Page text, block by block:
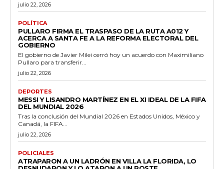
julio 22, 2026
POLÍTICA
PULLARO FIRMA EL TRASPASO DE LA RUTA A012 Y
ACERCA A SANTA FE A LA REFORMA ELECTORAL DEL
GOBIERNO
El gobierno de Javier Milei cerró hoy un acuerdo con Maximiliano
Pullaro para transferir...
julio 22, 2026
DEPORTES
MESSI Y LISANDRO MARTÍNEZ EN EL XI IDEAL DE LA FIFA
DEL MUNDIAL 2026
Tras la conclusión del Mundial 2026 en Estados Unidos, México y
Canadá, la FIFA...
julio 22, 2026
POLICIALES
ATRAPARON A UN LADRÓN EN VILLA LA FLORIDA, LO